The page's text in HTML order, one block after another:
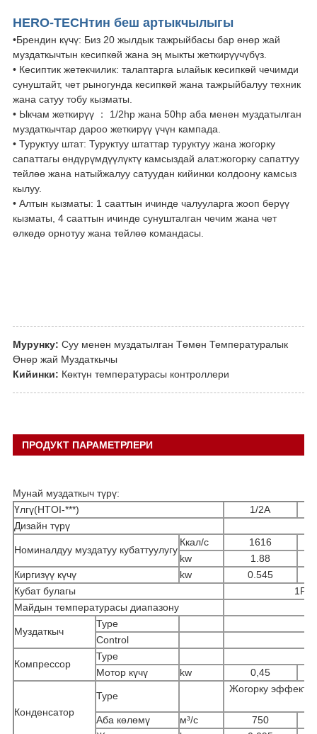
HERO-TECHтин беш артыкчылыгы
•Брендин күчү: Биз 20 жылдык тажрыйбасы бар өнөр жай
муздаткычтын кесипкөй жана эң мыкты жеткирүүчүбүз.
• Кесиптик жетекчилик: талаптарга ылайык кесипкөй чечимди
сунуштайт, чет рыногунда кесипкөй жана тажрыйбалуу техник
жана сатуу тобу кызматы.
• Ыкчам жеткирүү ： 1/2hp жана 50hp аба менен муздатылган
муздаткычтар дароо жеткирүү үчүн кампада.
• Туруктуу штат: Туруктуу штаттар туруктуу жана жогорку
сапаттагы өндүрүмдүүлүктү камсыздай алат.жогорку сапаттуу
тейлөө жана натыйжалуу сатуудан кийинки колдоону камсыз
кылуу.
• Алтын кызматы: 1 сааттын ичинде чалууларга жооп берүү
кызматы, 4 сааттын ичинде сунушталган чечим жана чет
өлкөдө орнотуу жана тейлөө командасы.
Мурунку: Суу менен муздатылган Төмөн Температуралык
Өнөр жай Муздаткычы
Кийинки: Көктүн температурасы контроллери
ПРОДУКТ ПАРАМЕТРЛЕРИ
Мунай муздаткыч түрү:
Үлгү(HTOI-***)
1/2A
Дизайн түрү
Номиналдуу муздатуу кубаттуулугу
Ккал/с
1616
kw
1.88
Киргизүү күчү
kw
0.545
Кубат булагы
1PH
Майдын температурасы диапазону
Муздаткыч
Type
Control
Компрессор
Type
Мотор күчү
kw 0,45
Конденсатор
Type
Жогорку
Аба көлөмү м³/с
750